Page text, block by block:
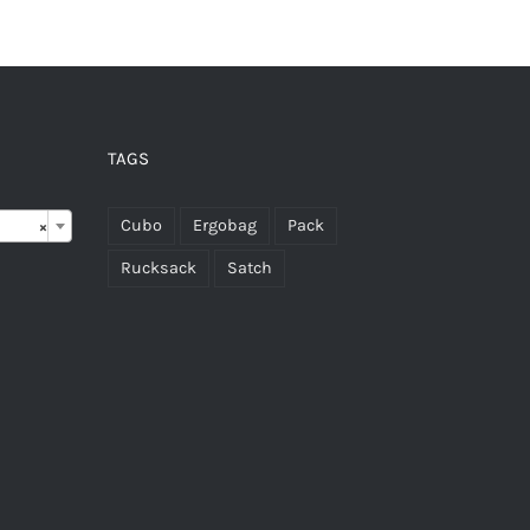
×
TAGS
Cubo Ergobag Pack
Rucksack Satch